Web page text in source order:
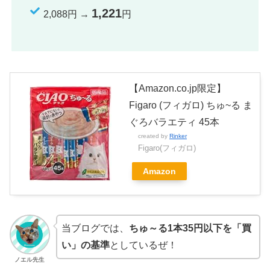
2,088円 → 1,221円
【Amazon.co.jp限定】
Figaro (フィガロ) ちゅ~る ま
ぐろバラエティ 45本
created by Rinker
Figaro(フィガロ)
Amazon
ノエル先生
当ブログでは、 ちゅ～る1本35円以下を「買
い」の基準としているぜ！